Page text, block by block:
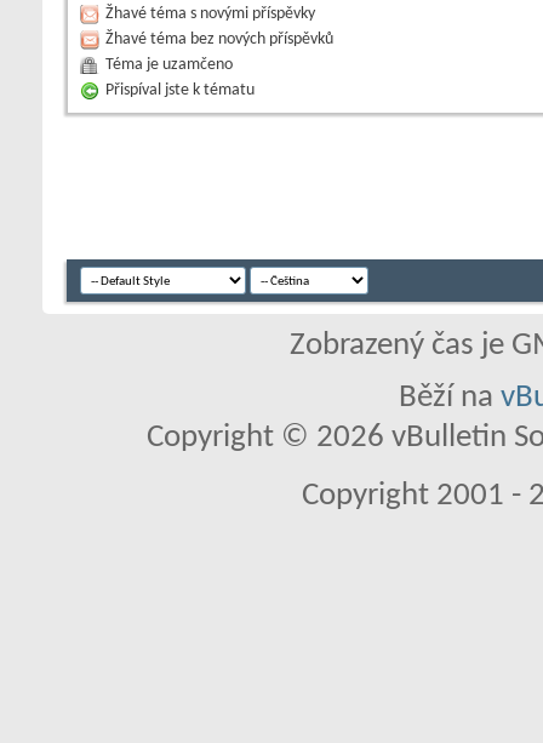
Žhavé téma s novými příspěvky
Žhavé téma bez nových příspěvků
Téma je uzamčeno
Přispíval jste k tématu
Zobrazený čas je
Běží na
Copyright © 2026 vBulletin
Copyright 2001 -